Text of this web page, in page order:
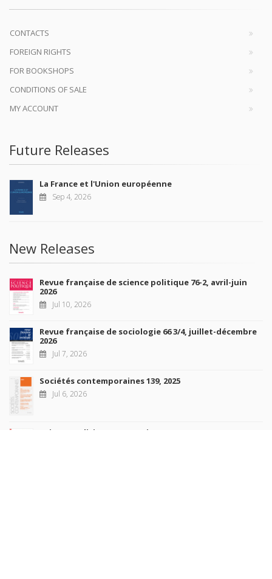
CONTACTS
FOREIGN RIGHTS
FOR BOOKSHOPS
CONDITIONS OF SALE
MY ACCOUNT
Future Releases
La France et l'Union européenne
Sep 4, 2026
New Releases
Revue française de science politique 76-2, avril-juin
2026
Jul 10, 2026
Revue française de sociologie 66 3/4, juillet-décembre
2026
Jul 7, 2026
Sociétés contemporaines 139, 2025
Jul 6, 2026
Raisons politiques 102, mai 2026